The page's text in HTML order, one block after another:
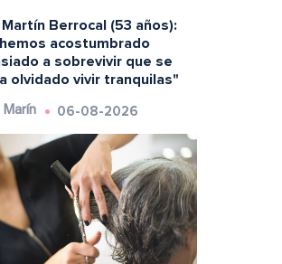
Berrocal (53 años):
acostumbrado
a sobrevivir que se
olvidado vivir tranquilas"
Marín 06-08-2026